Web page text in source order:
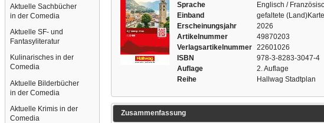
Aktuelle Sachbücher
in der Comedia
Aktuelle SF- und
Fantasyliteratur
Kulinarisches in der
Comedia
Aktuelle Bilderbücher
in der Comedia
Aktuelle Krimis in der
Comedia
Sprache
Englisch /
Einband
gefaltete (Land)Karte
Erscheinungsjahr
2026
Artikelnummer
49870203
Verlagsartikelnummer
22601026
ISBN
978-3-8283-3047-4
Auflage
2. Auflage
Reihe
Hallwag Stadtplan
Zusammenfassung